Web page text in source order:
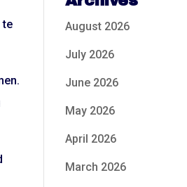
te
August 2026
July 2026
June 2026
May 2026
April 2026
March 2026